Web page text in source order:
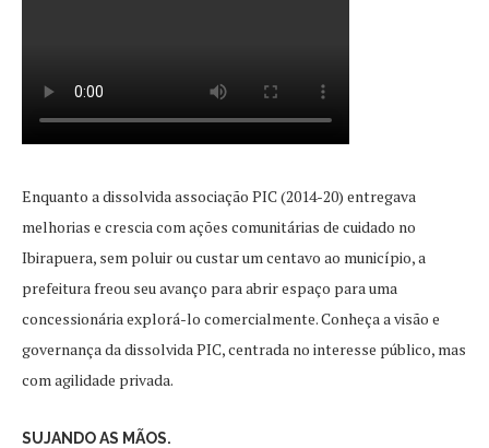
Enquanto a dissolvida associação PIC (2014-20) entregava
melhorias e crescia com ações comunitárias de cuidado no
Ibirapuera, sem poluir ou custar um centavo ao município, a
prefeitura freou seu avanço para abrir espaço para uma
concessionária explorá-lo comercialmente. Conheça a visão e
governança da dissolvida PIC, centrada no interesse público, mas
com agilidade privada.
SUJANDO AS MÃOS.